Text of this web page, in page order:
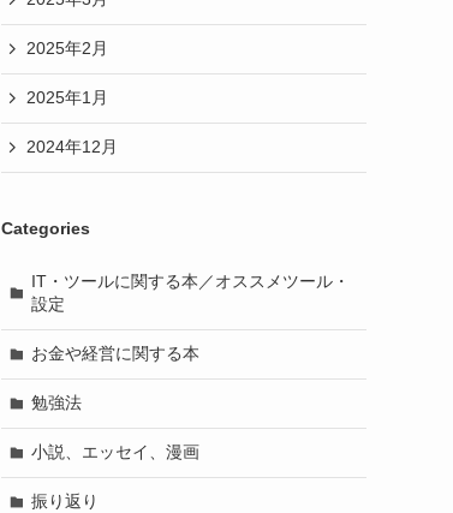
2025年2月
2025年1月
2024年12月
Categories
IT・ツールに関する本／オススメツール・
設定
お金や経営に関する本
勉強法
小説、エッセイ、漫画
振り返り